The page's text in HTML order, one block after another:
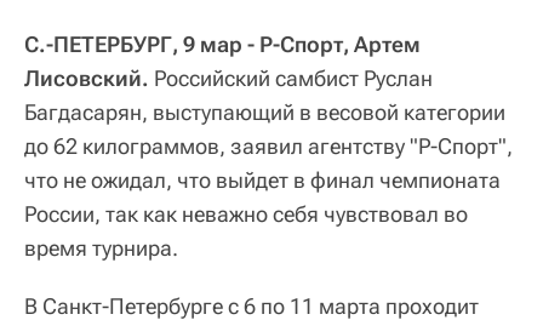
С.-ПЕТЕРБУРГ, 9 мар - Р-Спорт, Артем
Лисовский. Российский самбист Руслан
Багдасарян, выступающий в весовой категории
до 62 килограммов, заявил агентству "Р-Спорт",
что не ожидал, что выйдет в финал чемпионата
России, так как неважно себя чувствовал во
время турнира.
В Санкт-Петербурге с 6 по 11 марта проходит